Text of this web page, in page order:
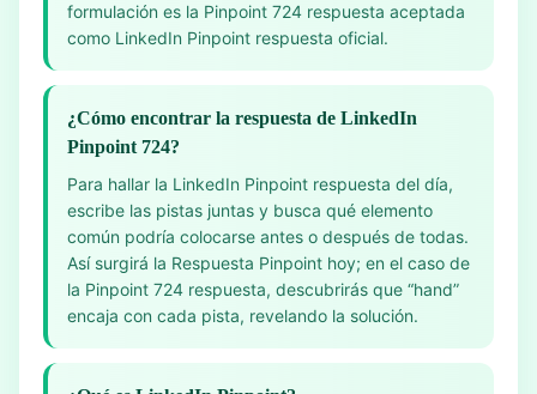
formulación es la Pinpoint 724 respuesta aceptada
como LinkedIn Pinpoint respuesta oficial.
¿Cómo encontrar la respuesta de LinkedIn
Pinpoint 724?
Para hallar la LinkedIn Pinpoint respuesta del día,
escribe las pistas juntas y busca qué elemento
común podría colocarse antes o después de todas.
Así surgirá la Respuesta Pinpoint hoy; en el caso de
la Pinpoint 724 respuesta, descubrirás que “hand”
encaja con cada pista, revelando la solución.